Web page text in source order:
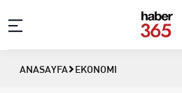
ANASAYFA EKONOMI